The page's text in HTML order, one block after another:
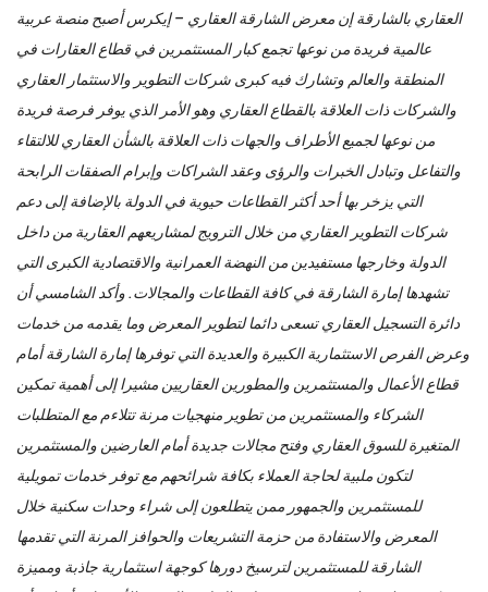
العقاري بالشارقة إن معرض الشارقة العقاري – إيكرس أصبح منصة عربية
عالمية فريدة من نوعها تجمع كبار المستثمرين في قطاع العقارات في
المنطقة والعالم وتشارك فيه كبرى شركات التطوير والاستثمار العقاري
والشركات ذات العلاقة بالقطاع العقاري وهو الأمر الذي يوفر فرصة فريدة
من نوعها لجميع الأطراف والجهات ذات العلاقة بالشأن العقاري للالتقاء
والتفاعل وتبادل الخبرات والرؤى وعقد الشراكات وإبرام الصفقات الرابحة
التي يزخر بها أحد أكثر القطاعات حيوية في الدولة بالإضافة إلى دعم
شركات التطوير العقاري من خلال الترويج لمشاريعهم العقارية من داخل
الدولة وخارجها مستفيدين من النهضة العمرانية والاقتصادية الكبرى التي
تشهدها إمارة الشارقة في كافة القطاعات والمجالات. وأكد الشامسي أن
دائرة التسجيل العقاري تسعى دائما لتطوير المعرض وما يقدمه من خدمات
وعرض الفرص الاستثمارية الكبيرة والعديدة التي توفرها إمارة الشارقة أمام
قطاع الأعمال والمستثمرين والمطورين العقاريين مشيرا إلى أهمية تمكين
الشركاء والمستثمرين من تطوير منهجيات مرنة تتلاءم مع المتطلبات
المتغيرة للسوق العقاري وفتح مجالات جديدة أمام العارضين والمستثمرين
لتكون ملبية لحاجة العملاء بكافة شرائحهم مع توفر خدمات تمويلية
للمستثمرين والجمهور ممن يتطلعون إلى شراء وحدات سكنية خلال
المعرض والاستفادة من حزمة التشريعات والحوافز المرنة التي تقدمها
الشارقة للمستثمرين لترسيخ دورها كوجهة استثمارية جاذبة ومميزة